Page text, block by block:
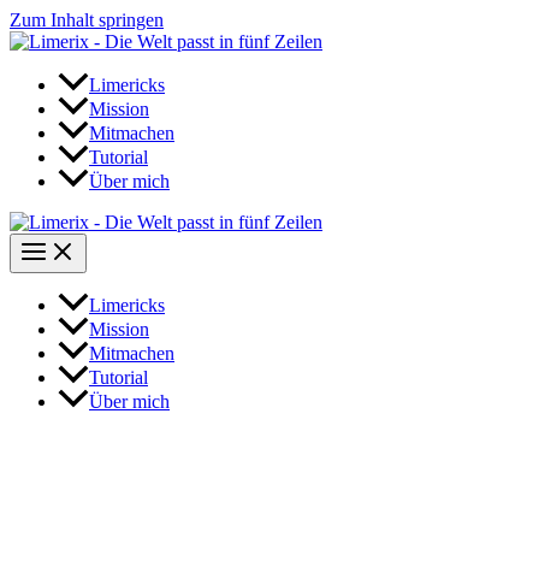
Zum Inhalt springen
Limericks
Mission
Mitmachen
Tutorial
Über mich
Limericks
Mission
Mitmachen
Tutorial
Über mich